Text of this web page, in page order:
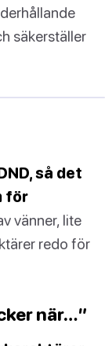
säkerställer
så det
för
vänner, lite
redo för
när…”